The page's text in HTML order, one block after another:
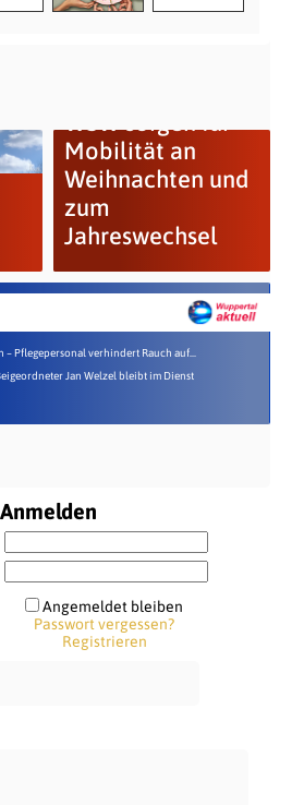
WSW sorgen für
Mobilität an
Weihnachten und
zum
Jahreswechsel
Pflegepersonal verhindert Rauch auf...
Jan Welzel bleibt im Dienst
Anmelden
Angemeldet bleiben
Passwort vergessen?
Registrieren